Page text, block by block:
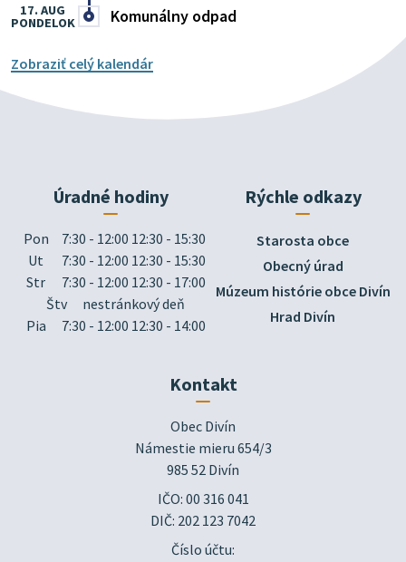
Komunálny odpad
17. AUG
PONDELOK
Zobraziť celý kalendár
Úradné hodiny
Pon
7:30 - 12:00 12:30 - 15:30
Ut
7:30 - 12:00 12:30 - 15:30
Str
7:30 - 12:00 12:30 - 17:00
Štv
nestránkový deň
Pia
7:30 - 12:00 12:30 - 14:00
Rýchle odkazy
Starosta obce
Obecný úrad
Múzeum histórie obce Divín
Hrad Divín
Kontakt
Obec Divín
Námestie mieru 654/3
985 52 Divín
IČO: 00 316 041
DIČ: 202 123 7042
Číslo účtu: